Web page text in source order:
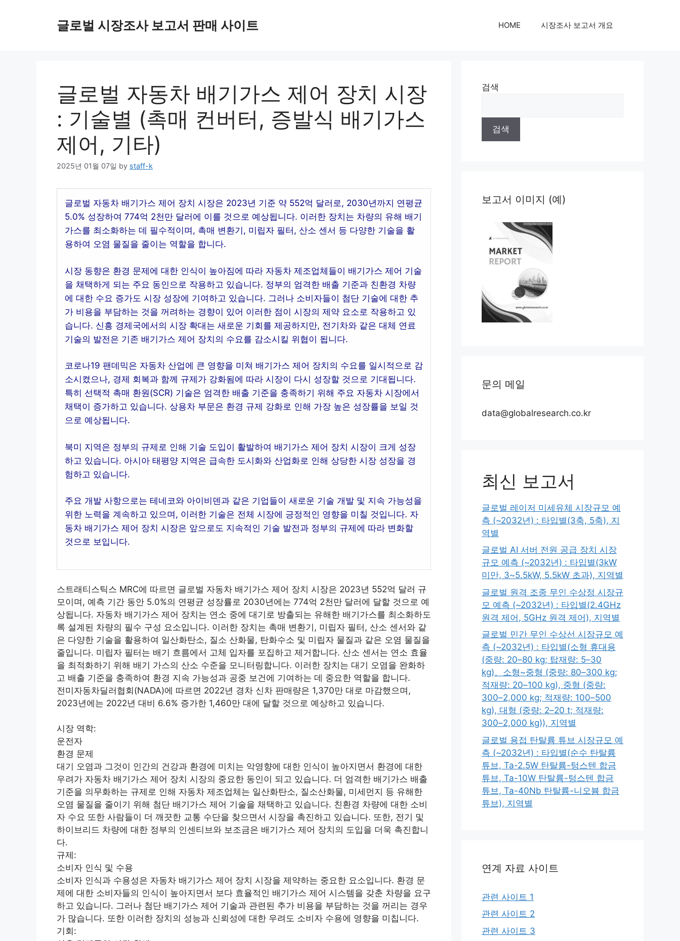
글로벌 시장조사 보고서 판매 사이트 HOME 시장조사 보고서 개요
글로벌 자동차 배기가스 제어 장치 시장
: 기술별 (촉매 컨버터, 증발식 배기가스
제어, 기타)
2025년 01월 07일 by staff-k
글로벌 자동차 배기가스 제어 장치 시장은 2023년 기준 약 552억 달러로, 2030년까지 연평균
5.0% 성장하여 774억 2천만 달러에 이를 것으로 예상됩니다. 이러한 장치는 차량의 유해 배기
가스를 최소화하는 데 필수적이며, 촉매 변환기, 미립자 필터, 산소 센서 등 다양한 기술을 활
용하여 오염 물질을 줄이는 역할을 합니다.
시장 동향은 환경 문제에 대한 인식이 높아짐에 따라 자동차 제조업체들이 배기가스 제어 기술
을 채택하게 되는 주요 동인으로 작용하고 있습니다. 정부의 엄격한 배출 기준과 친환경 차량
에 대한 수요 증가도 시장 성장에 기여하고 있습니다. 그러나 소비자들이 첨단 기술에 대한 추
가 비용을 부담하는 것을 꺼려하는 경향이 있어 이러한 점이 시장의 제약 요소로 작용하고 있
습니다. 신흥 경제국에서의 시장 확대는 새로운 기회를 제공하지만, 전기차와 같은 대체 연료
기술의 발전은 기존 배기가스 제어 장치의 수요를 감소시킬 위협이 됩니다.
코로나19 팬데믹은 자동차 산업에 큰 영향을 미쳐 배기가스 제어 장치의 수요를 일시적으로 감
소시켰으나, 경제 회복과 함께 규제가 강화됨에 따라 시장이 다시 성장할 것으로 기대됩니다.
특히 선택적 촉매 환원(SCR) 기술은 엄격한 배출 기준을 충족하기 위해 주요 자동차 시장에서
채택이 증가하고 있습니다. 상용차 부문은 환경 규제 강화로 인해 가장 높은 성장률을 보일 것
으로 예상됩니다.
북미 지역은 정부의 규제로 인해 기술 도입이 활발하여 배기가스 제어 장치 시장이 크게 성장
하고 있습니다. 아시아 태평양 지역은 급속한 도시화와 산업화로 인해 상당한 시장 성장을 경
험하고 있습니다.
주요 개발 사항으로는 테네코와 아이비덴과 같은 기업들이 새로운 기술 개발 및 지속 가능성을
위한 노력을 계속하고 있으며, 이러한 기술은 전체 시장에 긍정적인 영향을 미칠 것입니다. 자
동차 배기가스 제어 장치 시장은 앞으로도 지속적인 기술 발전과 정부의 규제에 따라 변화할
것으로 보입니다.
스트래티스틱스 MRC에 따르면 글로벌 자동차 배기가스 제어 장치 시장은 2023년 552억 달러 규
모이며, 예측 기간 동안 5.0%의 연평균 성장률로 2030년에는 774억 2천만 달러에 달할 것으로 예
상됩니다. 자동차 배기가스 제어 장치는 연소 중에 대기로 방출되는 유해한 배기가스를 최소화하도
록 설계된 차량의 필수 구성 요소입니다. 이러한 장치는 촉매 변환기, 미립자 필터, 산소 센서와 같
은 다양한 기술을 활용하여 일산화탄소, 질소 산화물, 탄화수소 및 미립자 물질과 같은 오염 물질을
줄입니다. 미립자 필터는 배기 흐름에서 고체 입자를 포집하고 제거합니다. 산소 센서는 연소 효율
을 최적화하기 위해 배기 가스의 산소 수준을 모니터링합니다. 이러한 장치는 대기 오염을 완화하
고 배출 기준을 충족하여 환경 지속 가능성과 공중 보건에 기여하는 데 중요한 역할을 합니다.
전미자동차딜러협회(NADA)에 따르면 2022년 경차 신차 판매량은 1,370만 대로 마감했으며,
2023년에는 2022년 대비 6.6% 증가한 1,460만 대에 달할 것으로 예상하고 있습니다.
시장 역학:
운전자
환경 문제
대기 오염과 그것이 인간의 건강과 환경에 미치는 악영향에 대한 인식이 높아지면서 환경에 대한
우려가 자동차 배기가스 제어 장치 시장의 중요한 동인이 되고 있습니다. 더 엄격한 배기가스 배출
기준을 의무화하는 규제로 인해 자동차 제조업체는 일산화탄소, 질소산화물, 미세먼지 등 유해한
오염 물질을 줄이기 위해 첨단 배기가스 제어 기술을 채택하고 있습니다. 친환경 차량에 대한 소비
자 수요 또한 사람들이 더 깨끗한 교통 수단을 찾으면서 시장을 촉진하고 있습니다. 또한, 전기 및
하이브리드 차량에 대한 정부의 인센티브와 보조금은 배기가스 제어 장치의 도입을 더욱 촉진합니
다.
규제:
소비자 인식 및 수용
소비자 인식과 수용성은 자동차 배기가스 제어 장치 시장을 제약하는 중요한 요소입니다. 환경 문
제에 대한 소비자들의 인식이 높아지면서 보다 효율적인 배기가스 제어 시스템을 갖춘 차량을 요구
하고 있습니다. 그러나 첨단 배기가스 제어 기술과 관련된 추가 비용을 부담하는 것을 꺼리는 경우
가 많습니다. 또한 이러한 장치의 성능과 신뢰성에 대한 우려도 소비자 수용에 영향을 미칩니다.
기회:
검색
검색
보고서 이미지 (예)
문의 메일
data@globalresearch.co.kr
최신 보고서
글로벌 레이저 미세유체 시장규모 예
측 (~2032년) : 타입별(3축, 5축), 지
역별
글로벌 AI 서버 전원 공급 장치 시장
규모 예측 (~2032년) : 타입별(3kW
미만, 3~5.5kW, 5.5kW 초과), 지역별
글로벌 원격 조종 무인 수상정 시장규
모 예측 (~2032년) : 타입별(2.4GHz
원격 제어, 5GHz 원격 제어), 지역별
글로벌 민간 무인 수상선 시장규모 예
측 (~2032년) : 타입별(소형 휴대용
(중량: 20–80 kg; 탑재량: 5–30
kg)、소형~중형 (중량: 80–300 kg;
적재량: 20–100 kg), 중형 (중량:
300–2,000 kg; 적재량: 100–500
kg), 대형 (중량: 2–20 t; 적재량:
300–2,000 kg)), 지역별
글로벌 용접 탄탈륨 튜브 시장규모 예
측 (~2032년) : 타입별(순수 탄탈륨
튜브, Ta-2.5W 탄탈륨-텅스텐 합금
튜브, Ta-10W 탄탈륨-텅스텐 합금
튜브, Ta-40Nb 탄탈륨-니오븀 합금
튜브), 지역별
연계 자료 사이트
관련 사이트 1
관련 사이트 2
관련 사이트 3